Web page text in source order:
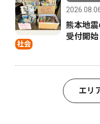
社会
熊本地
受付開始
エリ